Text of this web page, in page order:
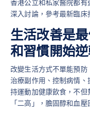
香港公立和私家醫院都
深入討論，參考最新臨床
生活改善是
和習慣開始
改變生活方式不單能預
治療副作用、控制病情
持運動加健康飲食，不
「二高」，膽固醇和血